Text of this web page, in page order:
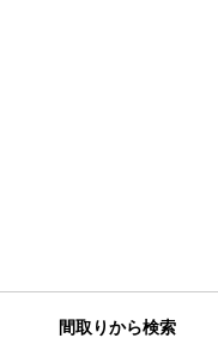
間取りから検索